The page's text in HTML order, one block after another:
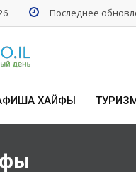
Последнее
ХАЙФЫ